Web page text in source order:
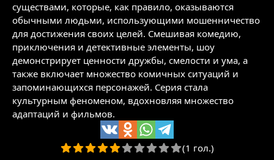
существами, которые, как правило, оказываются
обычными людьми, использующими мошенничество
для достижения своих целей. Смешивая комедию,
приключения и детективные элементы, шоу
демонстрирует ценности дружбы, смелости и ума, а
также включает множество комичных ситуаций и
запоминающихся персонажей. Серия стала
культурным феноменом, вдохновляя множество
адаптаций и фильмов.
(1 гол.)